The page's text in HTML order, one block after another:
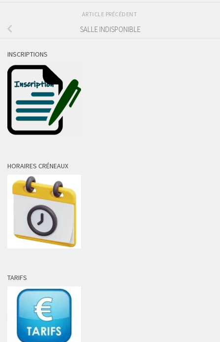
ARTICLE PRÉCÉDENT
SALLE INDISPONIBLE
INSCRIPTIONS
HORAIRES CRÉNEAUX
TARIFS